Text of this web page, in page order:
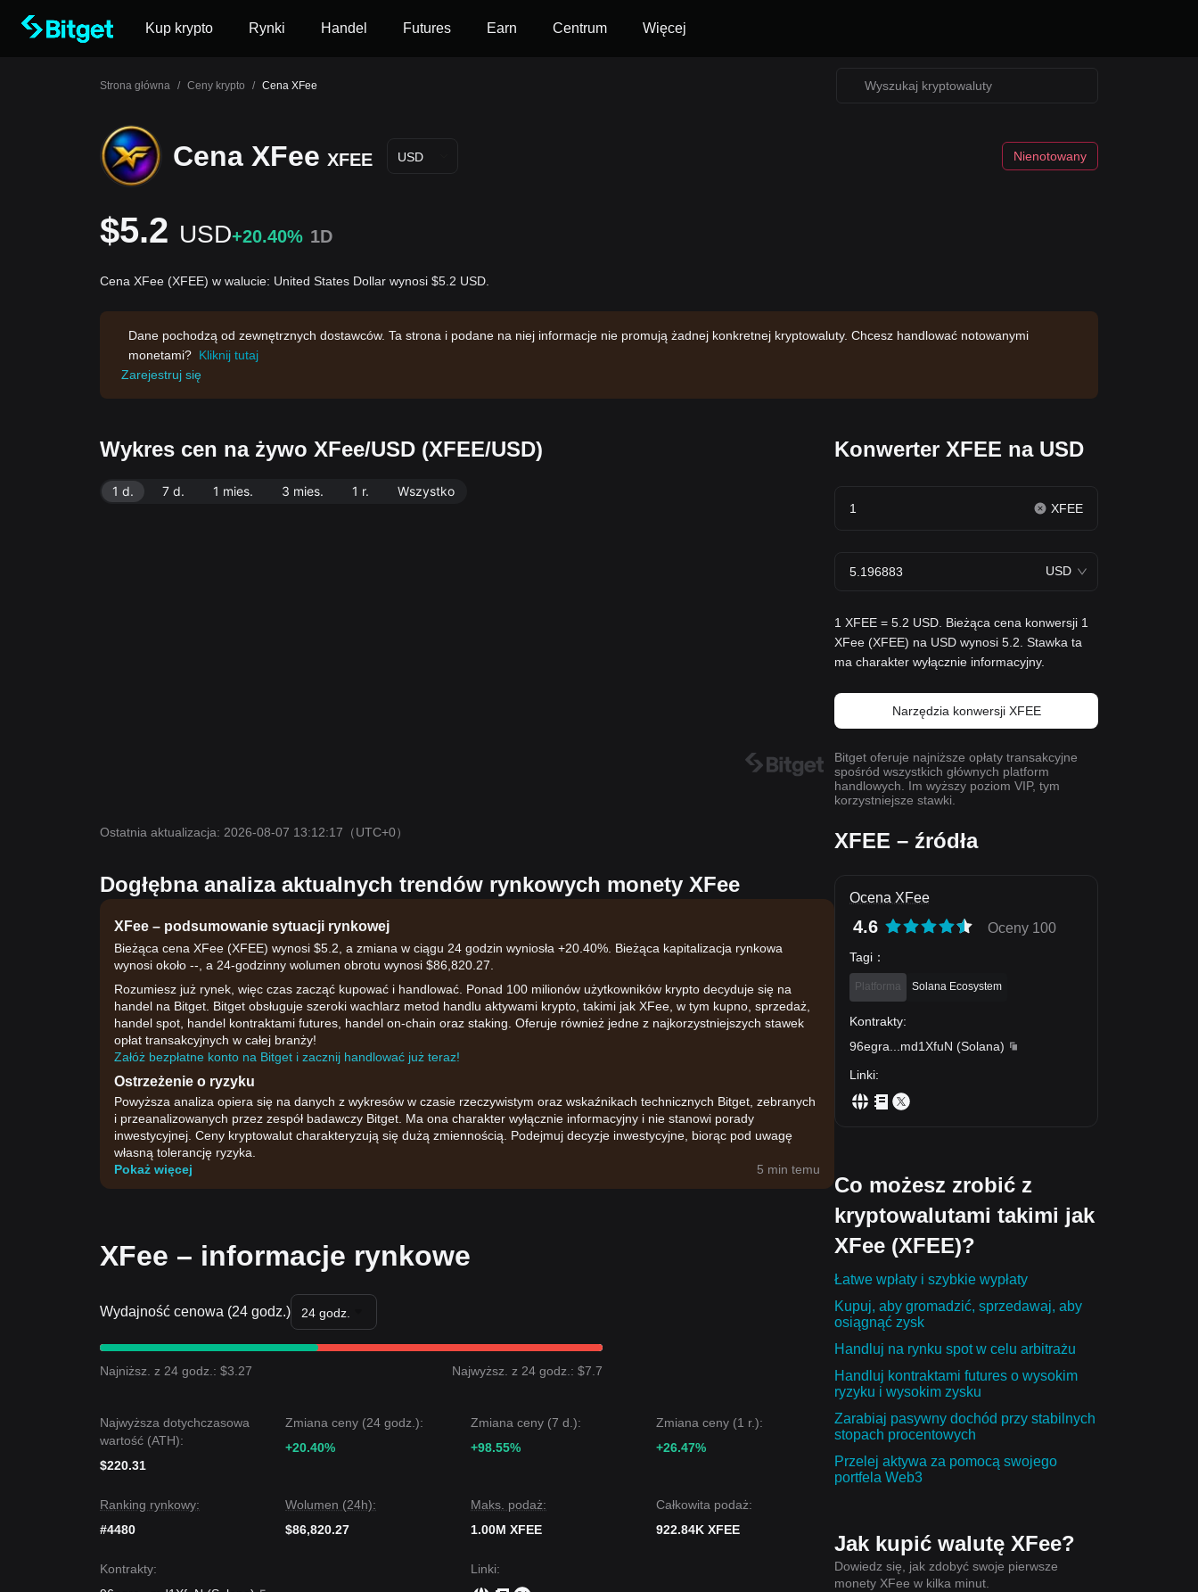
Kup krypto Rynki Handel Futures Earn Centrum Więcej
Strona główna / Ceny krypto / Cena XFee
Cena XFee XFEE USD Nienotowany
$5.2 USD+20.40% 1D
Cena XFee (XFEE) w walucie: United States Dollar wynosi $5.2 USD.
Dane pochodzą od zewnętrznych dostawców. Ta strona i podane na niej informacje nie promują żadnej konkretnej kryptowaluty. Chcesz handlować notowanymi
monetami? Kliknij tutaj
Zarejestruj się
Wykres cen na żywo XFee/USD (XFEE/USD)
1 d. 7 d. 1 mies. 3 mies. 1 r. Wszystko
Ostatnia aktualizacja: 2026-08-07 13:12:17 （UTC+0）
Dogłębna analiza aktualnych trendów rynkowych monety XFee
XFee – podsumowanie sytuacji rynkowej
Bieżąca cena XFee (XFEE) wynosi $5.2, a zmiana w ciągu 24 godzin wyniosła +20.40%. Bieżąca kapitalizacja rynkowa
wynosi około --, a 24-godzinny wolumen obrotu wynosi $86,820.27.
Rozumiesz już rynek, więc czas zacząć kupować i handlować. Ponad 100 milionów użytkowników krypto decyduje się na
handel na Bitget. Bitget obsługuje szeroki wachlarz metod handlu aktywami krypto, takimi jak XFee, w tym kupno, sprzedaż,
handel spot, handel kontraktami futures, handel on-chain oraz staking. Oferuje również jedne z najkorzystniejszych stawek
opłat transakcyjnych w całej branży!
Załóż bezpłatne konto na Bitget i zacznij handlować już teraz!
Ostrzeżenie o ryzyku
Powyższa analiza opiera się na danych z wykresów w czasie rzeczywistym oraz wskaźnikach technicznych Bitget, zebranych
i przeanalizowanych przez zespół badawczy Bitget. Ma ona charakter wyłącznie informacyjny i nie stanowi porady
inwestycyjnej. Ceny kryptowalut charakteryzują się dużą zmiennością. Podejmuj decyzje inwestycyjne, biorąc pod uwagę
własną tolerancję ryzyka.
Pokaż więcej
5 min temu
XFee – informacje rynkowe
Wydajność cenowa (24 godz.) 24 godz.
Najniższ. z 24 godz.: $3.27 Najwyższ. z 24 godz.: $7.7
Najwyższa dotychczasowa
wartość (ATH):
$220.31
Zmiana ceny (24 godz.):
+20.40%
Zmiana ceny (7 d.):
+98.55%
Zmiana ceny (1 r.):
+26.47%
Ranking rynkowy:
#4480
Wolumen (24h):
$86,820.27
Maks. podaż:
1.00M XFEE
Całkowita podaż:
922.84K XFEE
Kontrakty:
Linki:
Konwerter XFEE na USD
XFEE
USD
1 XFEE = 5.2 USD. Bieżąca cena konwersji 1
XFee (XFEE) na USD wynosi 5.2. Stawka ta
ma charakter wyłącznie informacyjny.
Narzędzia konwersji XFEE
Bitget oferuje najniższe opłaty transakcyjne
spośród wszystkich głównych platform
handlowych. Im wyższy poziom VIP, tym
korzystniejsze stawki.
XFEE – źródła
Ocena XFee
4.6 Oceny 100
Tagi ：
Platforma Solana Ecosystem
Kontrakty:
96egra
md1XfuN (Solana)
Linki:
Co możesz zrobić z
kryptowalutami takimi jak
XFee (XFEE)?
Łatwe wpłaty i szybkie wypłaty
Kupuj, aby gromadzić, sprzedawaj, aby
osiągnąć zysk
Handluj na rynku spot w celu arbitrażu
Handluj kontraktami futures o wysokim
ryzyku i wysokim zysku
Zarabiaj pasywny dochód przy stabilnych
stopach procentowych
Przelej aktywa za pomocą swojego
portfela Web3
Jak kupić walutę XFee?
Dowiedz się, jak zdobyć swoje pierwsze
monety XFee w kilka minut.